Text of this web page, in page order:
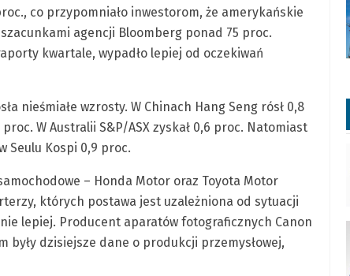
co przypomniało inwestorom, że amerykańskie
agencji Bloomberg ponad 75 proc.
kwartale, wypadło lepiej od oczekiwań
nieśmiałe wzrosty. W Chinach Hang Seng rósł 0,8
W Australii S&P/ASX zyskał 0,6 proc. Natomiast
Seulu Kospi 0,9 proc.
– Honda Motor oraz Toyota Motor
których postawa jest uzależniona od sytuacji
lepiej. Producent aparatów fotograficznych Canon
były dzisiejsze dane o produkcji przemysłowej,